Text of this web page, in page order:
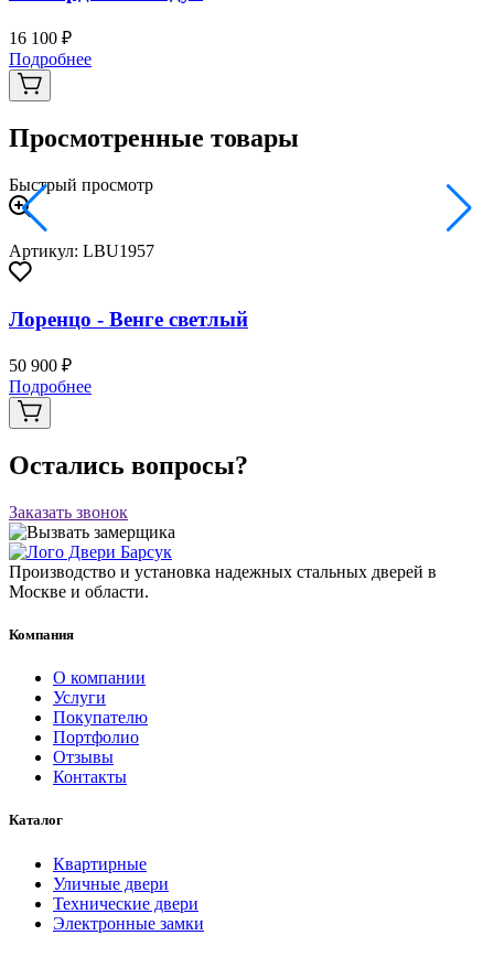
16 100 ₽
Подробнее
Просмотренные товары
Быстрый просмотр
Артикул: LBU1957
Лоренцо - Венге светлый
50 900 ₽
Подробнее
Остались вопросы?
Заказать звонок
Производство и установка надежных стальных дверей в
Москве и области.
Компания
О компании
Услуги
Покупателю
Портфолио
Отзывы
Контакты
Каталог
Квартирные
Уличные двери
Технические двери
Электронные замки